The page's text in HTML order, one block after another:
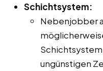
Schichtsystem:
Nebenjobber
ungünstigen